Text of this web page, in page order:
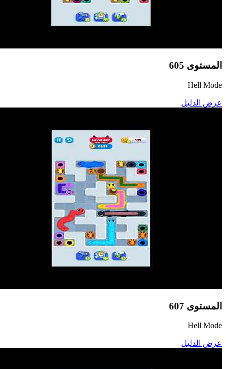
المستوى 605
Hell Mode
عرض الدليل
المستوى 607
Hell Mode
عرض الدليل